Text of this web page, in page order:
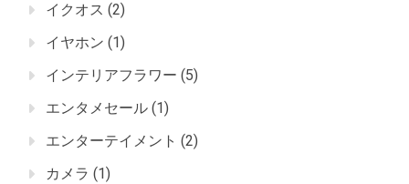
イクオス (2)
イヤホン (1)
インテリアフラワー (5)
エンタメセール (1)
エンターテイメント (2)
カメラ (1)